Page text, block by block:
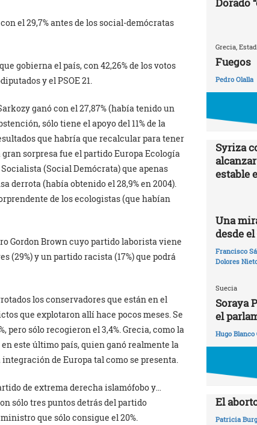
el 29,7% antes de los social-demócratas
gobierna el país, con 42,26% de los votos
y el PSOE 21.
ganó con el 27,87% (había tenido un
sólo tiene el apoyo del 11% de la
que habría que recalcular para tener
sorpresa fue el partido Europa Ecología
(Social Demócrata) que apenas
derrota (había obtenido el 28,9% en 2004).
de los ecologistas (que habían
Gordon Brown cuyo partido laborista viene
(29%) y un partido racista (17%) que podrá
los conservadores que están en el
que explotaron allí hace pocos meses. Se
pero sólo recogieron el 3,4%. Grecia, como la
este último país, quien ganó realmente la
de Europa tal como se presenta.
de extrema derecha islamófobo y…
sólo tres puntos detrás del partido
que sólo consigue el 20%.
Grecia,
Fuegos
Pedro Olalla
Syriza
estable
Una
desde
Francisco
Dolores
Suecia
Soraya
el
Hugo Blanco
El
Patricia